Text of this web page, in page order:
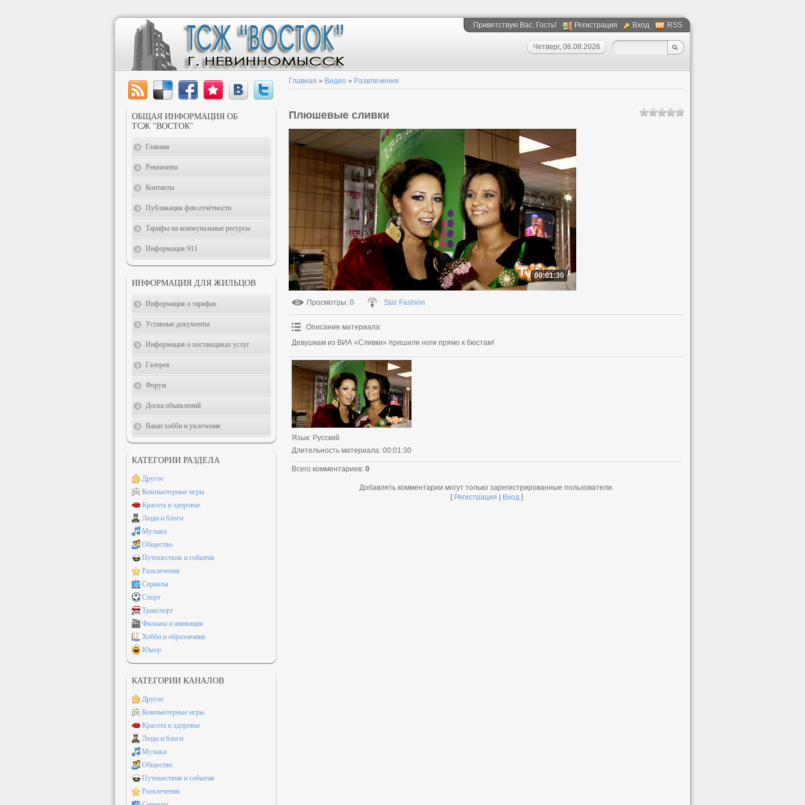
Приветствую Вас, Гость! Регистрация Вход RSS
Четверг, 06.08.2026
Главная » Видео » Развлечения
Плюшевые сливки
00:01:30
Просмотры: 0 Star Fashion
Описание материала:
Девушкам из ВИА «Сливки» пришили ноги прямо к бюстам!
Язык: Русский
Длительность материала: 00:01:30
Всего комментариев: 0
Добавлять комментарии могут только зарегистрированные пользователи.
[ Регистрация | Вход ]
ОБЩАЯ ИНФОРМАЦИЯ ОБ
ТСЖ "ВОСТОК"
Главная
Реквизиты
Контакты
Публикация фин.отчётности
Тарифы на коммунальные ресурсы
Информация 911
ИНФОРМАЦИЯ ДЛЯ ЖИЛЬЦОВ
Информация о тарифах
Уставные документы
Информация о поставщиках услуг
Галерея
Форум
Доска объявлений
Ваши хобби и увлечения
КАТЕГОРИИ РАЗДЕЛА
Другое
Компьютерные игры
Красота и здоровье
Люди и блоги
Музыка
Общество
Путешествия и события
Развлечения
Сериалы
Спорт
Транспорт
Фильмы и анимация
Хобби и образование
Юмор
КАТЕГОРИИ КАНАЛОВ
Другое
Компьютерные игры
Красота и здоровье
Люди и блоги
Музыка
Общество
Путешествия и события
Развлечения